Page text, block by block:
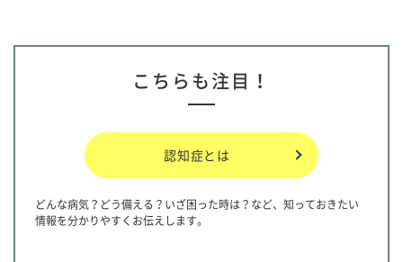
こちらも注目！
認知症とは
どんな病気？どう備える？いざ困った時は？など、知っておきたい
情報を分かりやすくお伝えします。